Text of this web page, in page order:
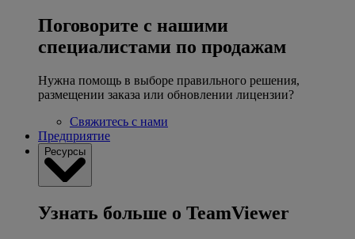
Поговорите с нашими
специалистами по продажам
Нужна помощь в выборе правильного решения,
размещении заказа или обновлении лицензии?
Свяжитесь с нами
Предприятие
Ресурсы
Узнать больше о TeamViewer